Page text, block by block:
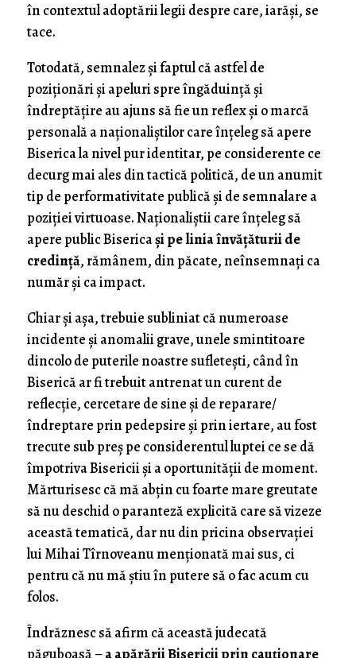
în contextul adoptării legii despre care, iarăşi, se
tace.
Totodată, semnalez şi faptul că astfel de
poziţionări şi apeluri spre îngăduinţă şi
îndreptăţire au ajuns să fie un reflex şi o marcă
personală a naţionaliştilor care înţeleg să apere
Biserica la nivel pur identitar, pe considerente ce
decurg mai ales din tactică politică, de un anumit
tip de performativitate publică şi de semnalare a
poziţiei virtuoase. Naţionaliştii care înţeleg să
apere public Bisericaşi pe linia învăţăturii de
credinţă, rămânem, din păcate, neînsemnaţi ca
număr şi ca impact.
Chiar şi aşa, trebuie subliniat că numeroase
incidente şi anomalii grave, unele smintitoare
dincolo de puterile noastre sufleteşti, când în
Biserică ar fi trebuit antrenat un curent de
reflecţie, cercetare de sine şi de reparare/
îndreptare prin pedepsire şi prin iertare, au fost
trecute sub preş pe considerentul luptei ce se dă
împotriva Bisericii şi a oportunităţii de moment.
Mărturisesc că mă abţin cu foarte mare greutate
să nu deschid o paranteză explicită care să vizeze
această tematică, dar nu din pricina observaţiei
lui Mihai Tîrnoveanu menţionată mai sus, ci
pentru că nu mă ştiu în putere să o fac acum cu
folos.
Îndrăznesc să afirm că această judecată
păguboasă –a apărării Bisericii prin cauţionare